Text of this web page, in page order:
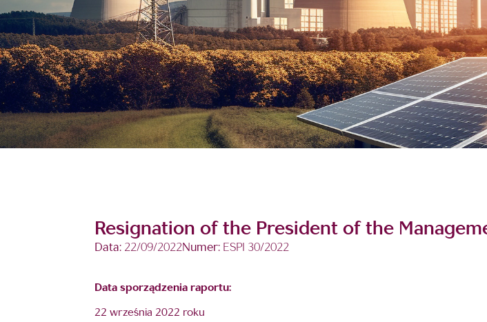
Resignation of the President of the
Data: 22/09/2022Numer: ESPI 30/2022
Data sporządzenia raportu:
22 września 2022 roku